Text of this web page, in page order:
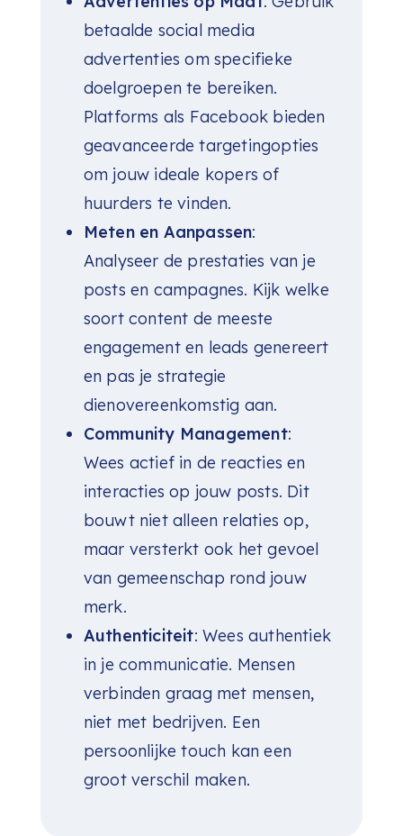
betaalde social media
advertenties om specifieke
doelgroepen te bereiken.
Platforms als Facebook bieden
geavanceerde targetingopties
om jouw ideale kopers of
huurders te vinden.
Meten en Aanpassen:
Analyseer de prestaties van je
posts en campagnes. Kijk welke
soort content de meeste
engagement en leads genereert
en pas je strategie
dienovereenkomstig aan.
Community Management:
Wees actief in de reacties en
interacties op jouw posts. Dit
bouwt niet alleen relaties op,
maar versterkt ook het gevoel
van gemeenschap rond jouw
merk.
Authenticiteit: Wees authentiek
in je communicatie. Mensen
verbinden graag met mensen,
niet met bedrijven. Een
persoonlijke touch kan een
groot verschil maken.